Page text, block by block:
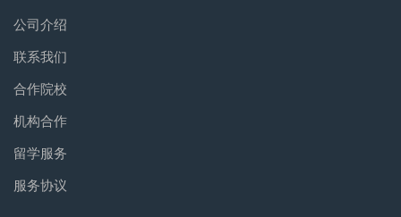
公司介绍
联系我们
合作院校
机构合作
留学服务
服务协议